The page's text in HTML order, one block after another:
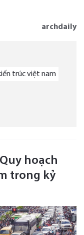
archdaily
trúc việt nam
hoạch
trong kỷ